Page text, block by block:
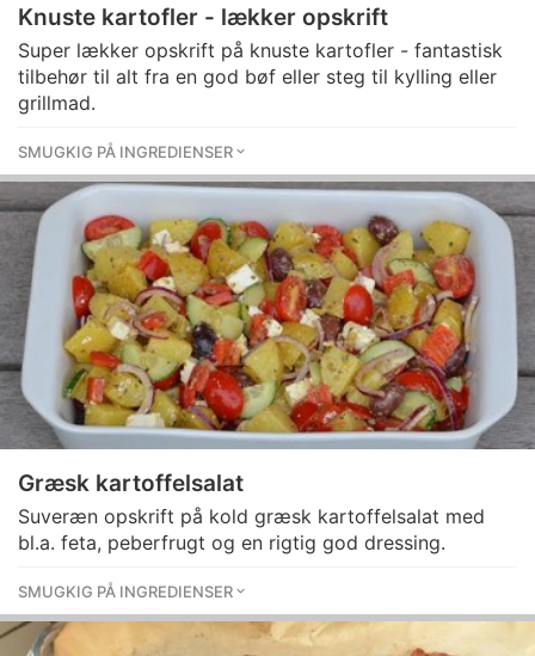
Knuste kartofler - lækker opskrift
Super lækker opskrift på knuste kartofler - fantastisk
tilbehør til alt fra en god bøf eller steg til kylling eller
grillmad.
SMUGKIG PÅ INGREDIENSER
Græsk kartoffelsalat
Suveræn opskrift på kold græsk kartoffelsalat med
bl.a. feta, peberfrugt og en rigtig god dressing.
SMUGKIG PÅ INGREDIENSER